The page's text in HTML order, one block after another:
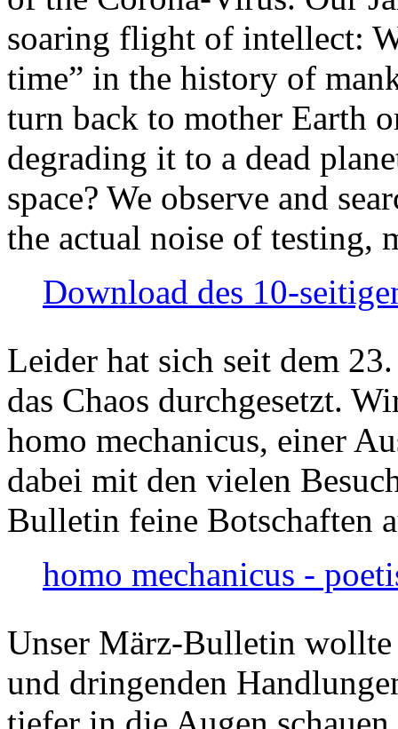
soaring flight of intellect:
time” in the history of
turn back to mother Earth
degrading it to a dead
space? We observe and
the actual noise of testing,
Download des 10-
Leider hat sich seit dem
das Chaos durchgesetzt.
homo mechanicus, einer
dabei mit den vielen
Bulletin feine Botschaften
homo mechanicus -
Unser März-Bulletin
und dringenden